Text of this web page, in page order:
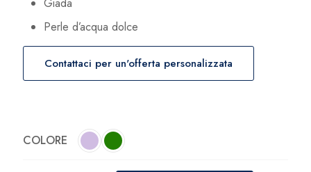
Perle d’acqua dolce
Contattaci per un'offerta personalizzata
COLORE